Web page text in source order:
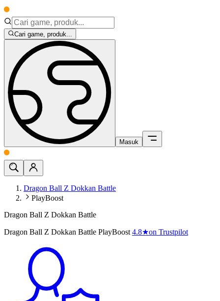
Cari game, produk...
Masuk
Dragon Ball Z Dokkan Battle
PlayBoost
Dragon Ball Z Dokkan Battle
Dragon Ball Z Dokkan Battle PlayBoost 4.8★on Trustpilot